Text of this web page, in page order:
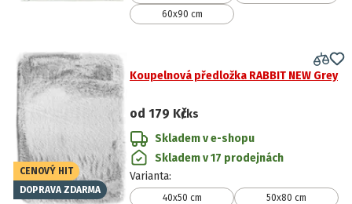
60x90 cm
CENOVÝ HIT
DOPRAVA ZDARMA
Koupelnová předložka RABBIT NEW Grey
od 179 Kč/ks
Skladem v e-shopu
Skladem v 17 prodejnách
Varianta:
40x50 cm
50x80 cm